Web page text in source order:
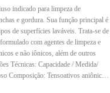
indicado para limpeza de
e gordura. Sua função principal é
de superfícies laváveis. Trata-se de
com agentes de limpeza e
e não iônicos, além de outros
Técnicas: Capacidade / Medida/
Composição: Tensoativos aniônicos